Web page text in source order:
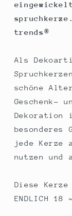
mit
Spruch,
70
trends®
Als
schöne
Geschenk-
Dekoration
besonderes
jede Kerze
nutzen und
Diese
ENDLICH